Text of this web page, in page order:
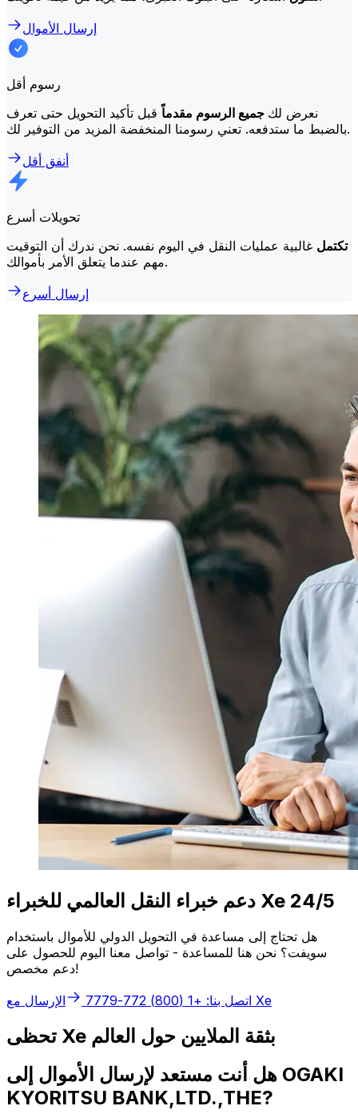
إرسال الأموال
رسوم أقل
نعرض لك جميع الرسوم مقدماًقبل تأكيد التحويل حتى تعرف
بالضبط ما ستدفعه. تعني رسومنا المنخفضة المزيد من التوفير لك.
أنفق أقل
تحويلات أسرع
تكتمل غالبية عمليات النقل في اليوم نفسه. نحن ندرك أن التوقيت
مهم عندما يتعلق الأمر بأموالك.
إرسال أسرع
دعم خبراء النقل العالمي للخبراء Xe 24/5
هل تحتاج إلى مساعدة في التحويل الدولي للأموال باستخدام
سويفت؟ نحن هنا للمساعدة - تواصل معنا اليوم للحصول على
دعم مخصص!
اتصل بنا: +1 (800) 772-7779 الإرسال مع Xe
تحظى Xe بثقة الملايين حول العالم
هل أنت مستعد لإرسال الأموال إلى OGAKI
KYORITSU BANK,LTD.,THE?